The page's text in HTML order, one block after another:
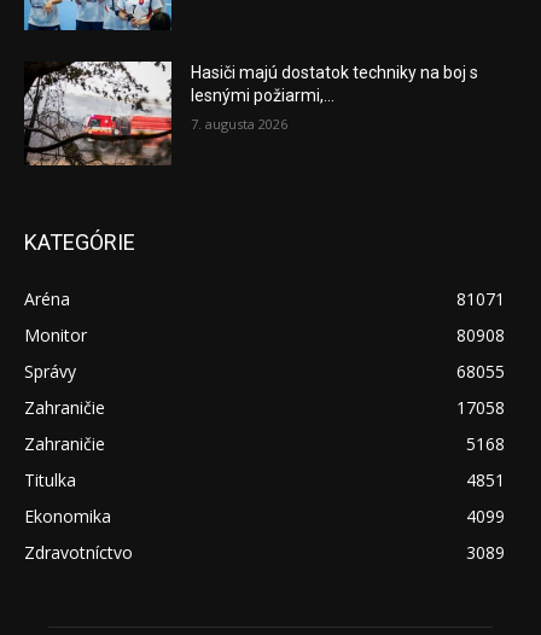
Hasiči majú dostatok techniky na boj s
lesnými požiarmi,...
7. augusta 2026
KATEGÓRIE
Aréna
81071
Monitor
80908
Správy
68055
Zahraničie
17058
Zahraničie
5168
Titulka
4851
Ekonomika
4099
Zdravotníctvo
3089